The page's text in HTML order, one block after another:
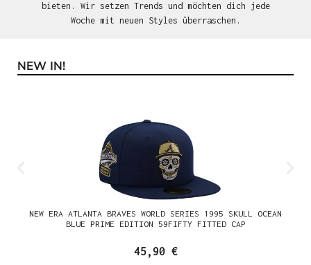
bieten. Wir setzen Trends und möchten dich jede
Woche mit neuen Styles überraschen.
Produktgalerie überspringen
NEW IN!
NEW ERA ATLANTA BRAVES WORLD SERIES 1995 SKULL OCEAN
BLUE PRIME EDITION 59FIFTY FITTED CAP
45,90 €